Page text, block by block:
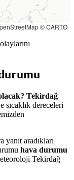
© CARTO
Tekirdağ
sıcaklık dereceleri
aradıkları
hava durumu
Tekirdağ